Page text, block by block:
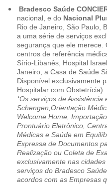
Bradesco Saúde
nacional, e do Nacional
Rio de Janeiro, São Paulo,
a uma série de serviços
segurança que ele merece.
centros de referência
Sírio-Libanês, Hospital
Janeiro, a Casa de Saúde
Disponível exclusivamente
Hospitalar com Obstetrícia).
*Os serviços de
Schengen,Orientação
Welcome Home,
Prontuário Eletrônico,
Médicas e Saúde em
Expressa de Documentos
Realização ou Coleta de
exclusivamente nas
serviços do Bradesco
acordos com as Empresas